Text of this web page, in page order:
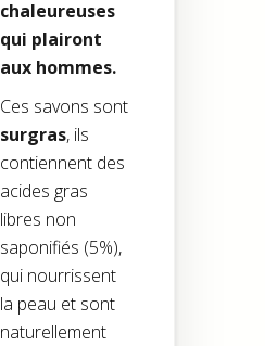
chaleureuses
qui plairont
aux hommes.
Ces savons sont
surgras, ils
contiennent des
acides gras
libres non
saponifiés (5%),
qui nourrissent
la peau et sont
naturellement